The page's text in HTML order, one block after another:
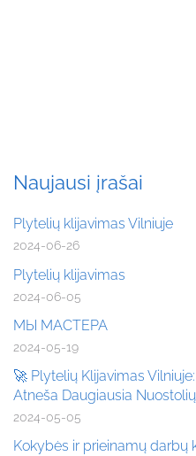
Naujausi įrašai
Plytelių klijavimas Vilniuje
2024-06-26
Plytelių klijavimas
2024-06-05
МЫ МАСТЕРА
2024-05-19
🚀 Plytelių Klijavimas
Atneša Daugiausia
2024-05-05
Kokybės ir prieinamų darbų